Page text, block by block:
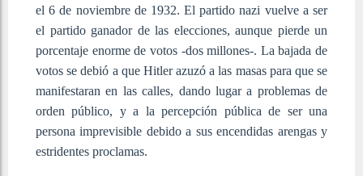
el 6 de noviembre de 1932. El partido nazi vuelve a ser
el partido ganador de las elecciones, aunque pierde un
porcentaje enorme de votos -dos millones-. La bajada de
votos se debió a que Hitler azuzó a las masas para que se
manifestaran en las calles, dando lugar a problemas de
orden público, y a la percepción pública de ser una
persona imprevisible debido a sus encendidas arengas y
estridentes proclamas.